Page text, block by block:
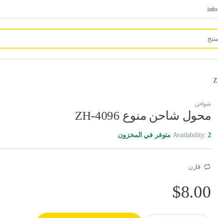
شواحن
محول شاحن منوع ZH-4096
Availability:2 متوفر في المخزون
قارن
$8.00